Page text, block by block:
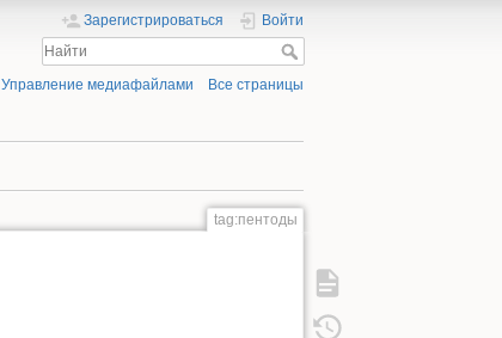
Зарегистрироваться Войти
Управление медиафайлами Все страницы
tag:пентоды